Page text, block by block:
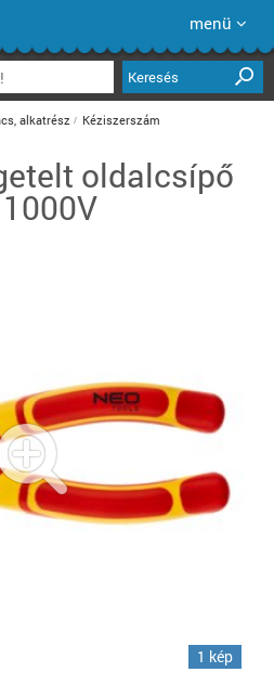
menü
Keresés
alkatrész Kéziszerszám
oldalcsípő
1 kép